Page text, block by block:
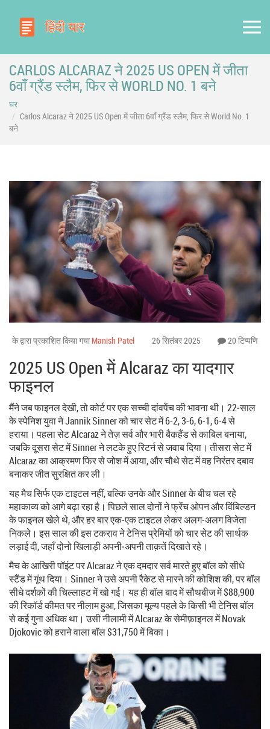
CARLOS ALCARAZ ने 2025 US OPEN में जीता
6वाँ ग्रैंड स्लैम, फिर से WORLD NO. 1 बने
घर
Carlos Alcaraz ने 2025 US Open में जीता 6वाँ ग्रैंड स्लैम, फिर से World No. 1
बने
के द्वारा प्रकाशित किया गया Manish Patel 26 सितंबर 2025 20 टिप्पणि
2025 US Open में Alcaraz का यादगार
फाइनल
मैंने जब फाइनल देखी, तो कोर्ट पर एक सच्ची दांवपेंच की भावना थी। 22‑साल
के स्पेनिश युवा ने Jannik Sinner को चार सेट में 6-2, 3-6, 6-1, 6-4 से
हराया। पहला सेट Alcaraz ने तेज़ सर्व और भारी बैकहैंड से काबिल बनाया,
जबकि दूसरा सेट में Sinner ने लटके हुए रिटर्न से जवाब दिया। तीसरा सेट में
Alcaraz का आक्रमण फिर से जोश में आया, और चौथे सेट में वह निरंतर दबाव
बनाकर जीत सुरक्षित कर ली।
यह मैच सिर्फ एक टाइटल नहीं, बल्कि उनके और Sinner के बीच चल रहे
महाकाव्य को आगे बढ़ा रहा है। पिछले साल दोनों ने फ्रेंच ओपन और विंबिल्डन
के फाइनल खेले थे, और हर बार एक‑एक टाइटल लेकर अलग‑अलग विजेता
निकले। इस साल की इस टकराव ने टेनिस प्रेमियों को चार सेट की सार्थक
लड़ाई दी, जहाँ दोनो खिलाड़ी अपनी‑अपनी ताक़तें दिखाते रहे।
मैच के आखिरी पॉइंट पर Alcaraz ने एक दमदार सर्व मारते हुए बॉल को सीधे
स्टैंड में गूंथ दिया। Sinner ने उसे अपनी रैकेट से मारने की कोशिश की, पर बॉल
सीधे दर्शकों की चिल्लाहट में खो गई। यह ही बॉल बाद में सौथबीज में $88,900
की रिकॉर्ड कीमत पर नीलाम हुआ, जिसका मूल्य पहले के किसी भी टेनिस बॉल
से कई गुना अधिक था। उसी नीलामी में Alcaraz के सेमीफ़ाइनल में Novak
Djokovic को हराने वाला बॉल $31,750 में बिका।